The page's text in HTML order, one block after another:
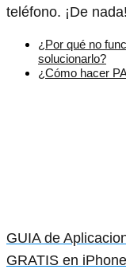
teléfono. ¡De
¿Por qué no
solucionarlo?
¿Cómo hacer
GUIA de
GRATIS en